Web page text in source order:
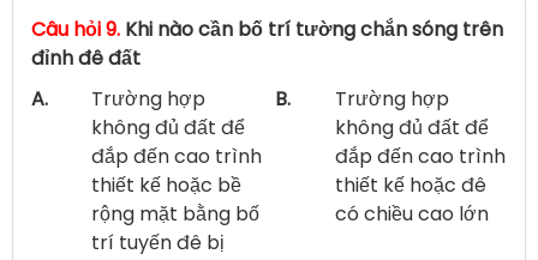
Câu hỏi 9. Khi nào cần bố trí tường chắn sóng trên
đỉnh đê đất
A.
Trường hợp
không đủ đất để
đắp đến cao trình
thiết kế hoặc bề
rộng mặt bằng bố
trí tuyến đê bị
B.
Trường hợp
không đủ đất để
đắp đến cao trình
thiết kế hoặc đê
có chiều cao lớn